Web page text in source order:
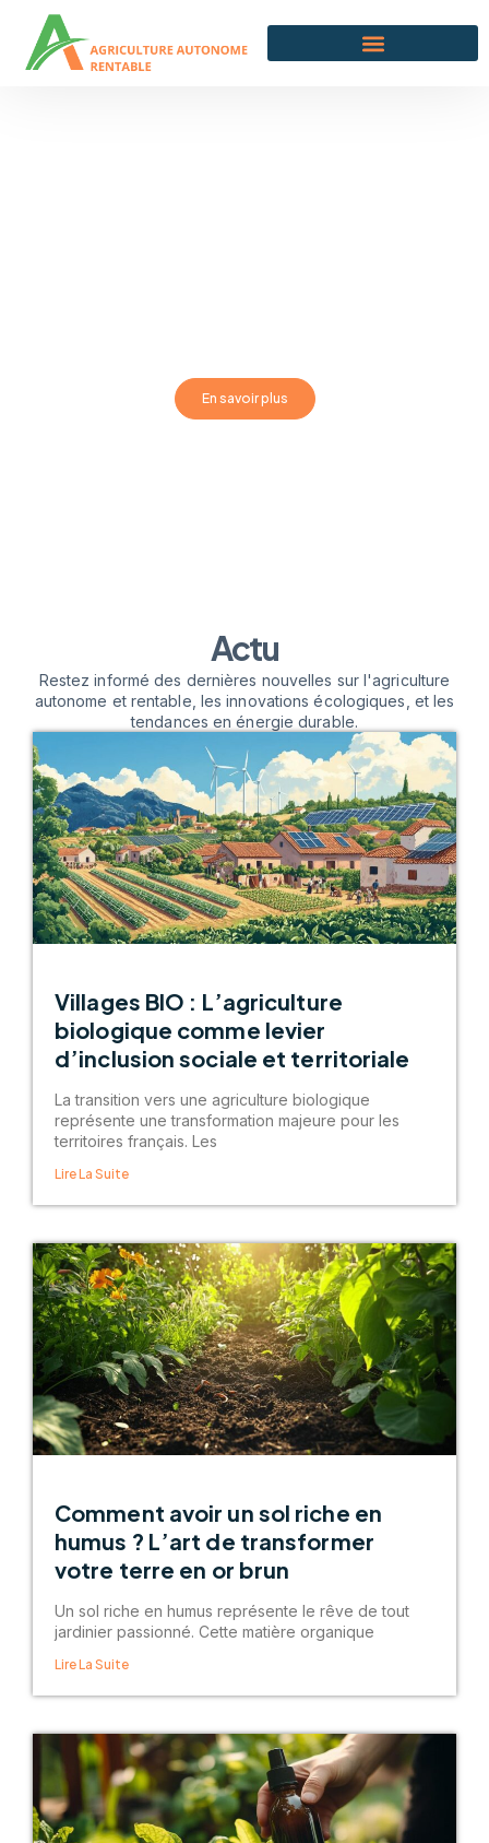
En savoir plus
Actu
Restez informé des dernières nouvelles sur l'agriculture
autonome et rentable, les innovations écologiques, et les
tendances en énergie durable.
Villages BIO : L’agriculture
biologique comme levier
d’inclusion sociale et territoriale
La transition vers une agriculture biologique
représente une transformation majeure pour les
territoires français. Les
Lire La Suite
Comment avoir un sol riche en
humus ? L’art de transformer
votre terre en or brun
Un sol riche en humus représente le rêve de tout
jardinier passionné. Cette matière organique
Lire La Suite